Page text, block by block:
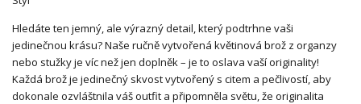
Hledáte ten jemný, ale výrazný detail, který podtrhne vaši
jedinečnou krásu? Naše ručně vytvořená květinová brož z organzy
nebo stužky je víc než jen doplněk – je to oslava vaší originality!
Každá brož je jedinečný skvost vytvořený s citem a pečlivostí, aby
dokonale ozvláštnila váš outfit a připomněla světu, že originalita